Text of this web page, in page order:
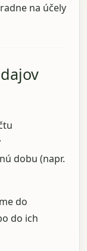
na účely
dobu (napr.
do
do ich